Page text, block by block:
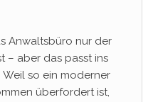
Anwaltsbüro nur der
– aber das passt ins
Weil so ein moderner
überfordert ist,